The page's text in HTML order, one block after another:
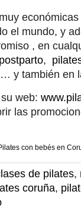
el mundo, y
, en
,
y también en
web:
las
con bebés en
de pilates,
coruña,